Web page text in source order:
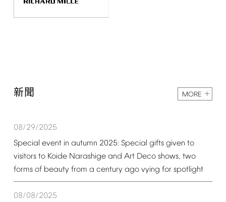
新聞 MORE
08/29/2025
Special event in autumn 2025: Special gifts given to
visitors to Koide Narashige and Art Deco shows, two
forms of beauty from a century ago vying for spotlight
08/08/2025